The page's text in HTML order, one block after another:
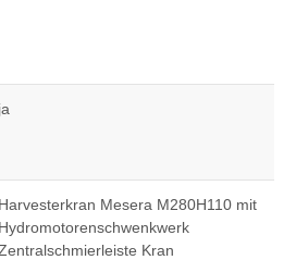
ja
Harvesterkran Mesera M280H110 mit
Hydromotorenschwenkwerk
Kran